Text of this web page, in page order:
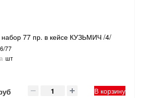
набор 77 пр. в кейсе КУЗЬМИЧ /4/
77
шт
В корзину